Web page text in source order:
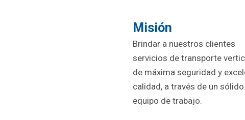
Misión
Brindar a nuestros clientes
servicios de transporte
de máxima seguridad y
calidad, a través de un sólido
equipo de trabajo.